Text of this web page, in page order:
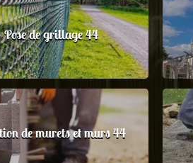
Pose de grillage 44
de murets et murs 44